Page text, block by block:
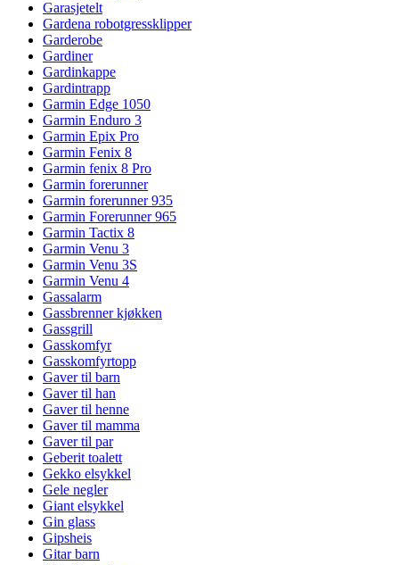
Garasjetelt
Gardena robotgressklipper
Garderobe
Gardiner
Gardinkappe
Gardintrapp
Garmin Edge 1050
Garmin Enduro 3
Garmin Epix Pro
Garmin Fenix 8
Garmin fenix 8 Pro
Garmin forerunner
Garmin forerunner 935
Garmin Forerunner 965
Garmin Tactix 8
Garmin Venu 3
Garmin Venu 3S
Garmin Venu 4
Gassalarm
Gassbrenner kjøkken
Gassgrill
Gasskomfyr
Gasskomfyrtopp
Gaver til barn
Gaver til han
Gaver til henne
Gaver til mamma
Gaver til par
Geberit toalett
Gekko elsykkel
Gele negler
Giant elsykkel
Gin glass
Gipsheis
Gitar barn